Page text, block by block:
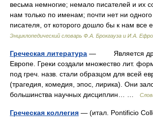
весьма немногие; немало писателей и их
нам только по именам; почти нет ни одного
писателя, от которого дошло бы к нам
Энциклопедический словарь Ф.А. Брокгауза и И.А.
Греческая литература — Является
Европе. Греки создали множество лит.
под греч. назв. стали образцом для всей
(трагедия, комедия, эпос, лирика). Они
большинства научных дисциплин… …
Греческая коллегия — (итал. Pontificio